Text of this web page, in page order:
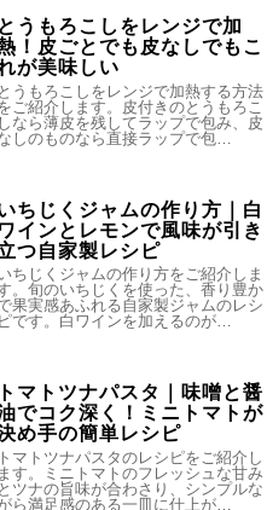
とうもろこしをレンジで加
！皮ごとでも皮なしでもこ
が美味しい
とうもろこしをレンジで加熱する方法
ご紹介します。皮付きのとうもろこ
しなら薄皮を残してラップで包み、皮
しのものなら直接ラップで包…
ちじくジャムの作り方｜白
ワインとレモンで風味が引き
つ自家製レシピ
ちじくジャムの作り方をご紹介しま
。旬のいちじくを使った、香り豊か
果実感あふれる自家製ジャムのレシ
ピです。白ワインを加えるのが…
トマトツナパスタ｜味噌と醤
でコク深く！ミニトマトが
め手の簡単レシピ
トマトツナパスタのレシピをご紹介し
ます。ミニトマトのフレッシュな甘み
とツナの旨味が合わさり、シンプルな
ら満足感のある一皿に仕上が…